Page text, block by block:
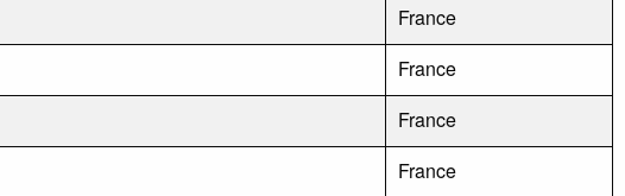
France
France
France
France